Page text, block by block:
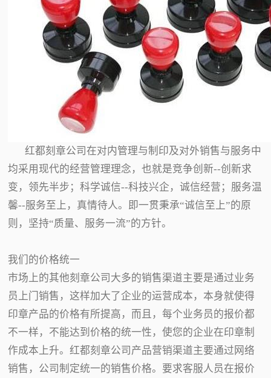
红都刻章公司在对内管理与制印及对外销售与服务中
均采用现代的经营管理理念，也就是竞争创新--创新求
变，领先半步；科学诚信--科技兴企，诚信经营；服务温
馨--服务至上，真情待人。即一贯秉承“诚信至上”的原
则，坚持“质量、服务一流”的方针。
我们的价格统一
市场上的其他刻章公司大多的销售渠道主要是通过业务
员上门销售，这样加大了企业的运营成本，本身就使得
印章产品的价格有所提高，而且，每个业务员的报价都
不一样，不能达到价格的统一性，使您的企业在印章制
作成本上升。红都刻章公司产品营销渠道主要通过网络
销售，公司制定统一的销售价格。要求客服人员在报价